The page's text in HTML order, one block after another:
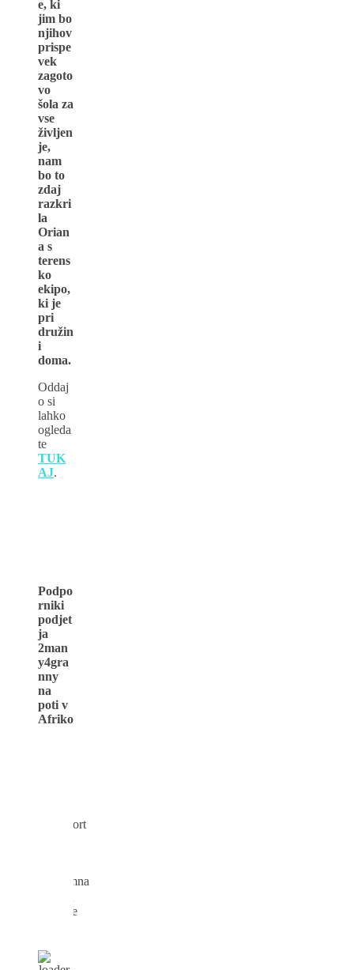
e, ki
jim bo
njihov
prispe
vek
zagoto
vo
šola za
vse
življen
je,
nam
bo to
zdaj
razkri
la
Orian
a s
terens
ko
ekipo,
ki je
pri
družin
i
doma.
Oddaj
o si
lahko
ogleda
te
TUK
AJ.
Podpo
rniki
podjet
ja
2man
y4gra
nny
na
poti v
Afriko